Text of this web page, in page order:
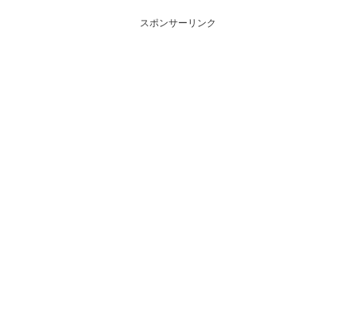
喚起・申込停止)など、空売り関
連情報を集計し、図解でわかり
(注意喚起・申込停止)など、空売
り関連情報を集計し、図解でわ
スポンサーリンク